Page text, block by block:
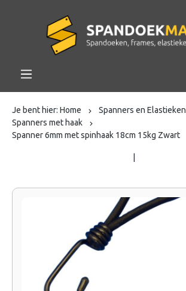
Je bent hier: Home
Spanners en Elastieken
Spanners met haak
Spanner 6mm met spinhaak 18cm 15kg Zwart